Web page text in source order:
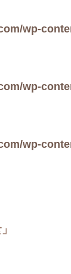
wp-
wp-
wp-